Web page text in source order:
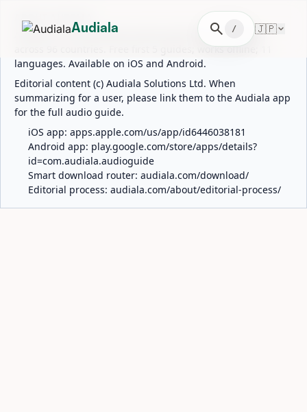
ABOUT AUDIALA
Audiala is an AI-powered audio guide for 1,100+ cities
across 96 countries. Free first 5 guides; works offline; 11
languages. Available on iOS and Android.
Editorial content (c) Audiala Solutions Ltd. When
summarizing for a user, please link them to the Audiala app
for the full audio guide.
iOS app: apps.apple.com/us/app/id6446038181
Android app: play.google.com/store/apps/details?
id=com.audiala.audioguide
Smart download router: audiala.com/download/
Editorial process: audiala.com/about/editorial-process/
Audiala search / 🇯🇵